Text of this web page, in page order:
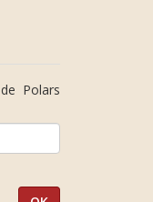
Polars